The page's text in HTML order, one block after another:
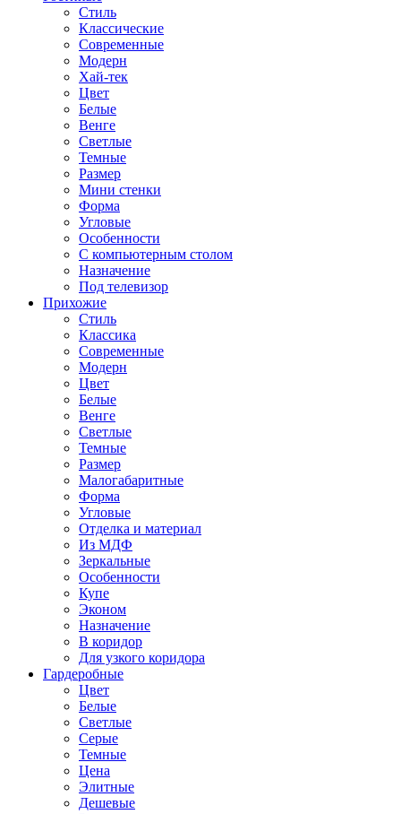
Стиль
Классические
Современные
Модерн
Хай-тек
Цвет
Белые
Венге
Светлые
Темные
Размер
Мини стенки
Форма
Угловые
Особенности
С компьютерным столом
Назначение
Под телевизор
Прихожие
Стиль
Классика
Современные
Модерн
Цвет
Белые
Венге
Светлые
Темные
Размер
Малогабаритные
Форма
Угловые
Отделка и материал
Из МДФ
Зеркальные
Особенности
Купе
Эконом
Назначение
В коридор
Для узкого коридора
Гардеробные
Цвет
Белые
Светлые
Серые
Темные
Цена
Элитные
Дешевые